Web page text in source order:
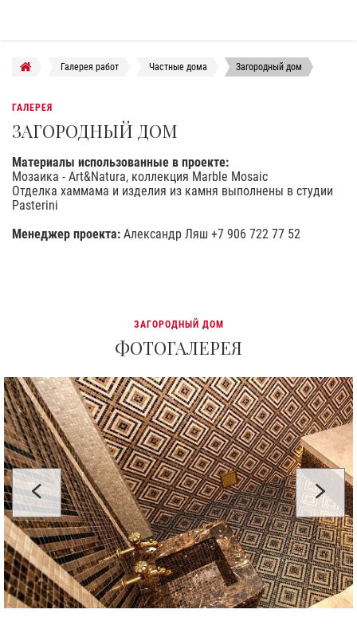
Галерея работ Частные дома Загородный дом
ГАЛЕРЕЯ
ЗАГОРОДНЫЙ ДОМ
Материалы использованные в проекте:
Мозаика - Art&Natura, коллекция Marble Mosaic
Отделка хаммама и изделия из камня выполнены в студии
Pasterini
Менеджер проекта: Александр Ляш +7 906 722 77 52
ЗАГОРОДНЫЙ ДОМ
ФОТОГАЛЕРЕЯ